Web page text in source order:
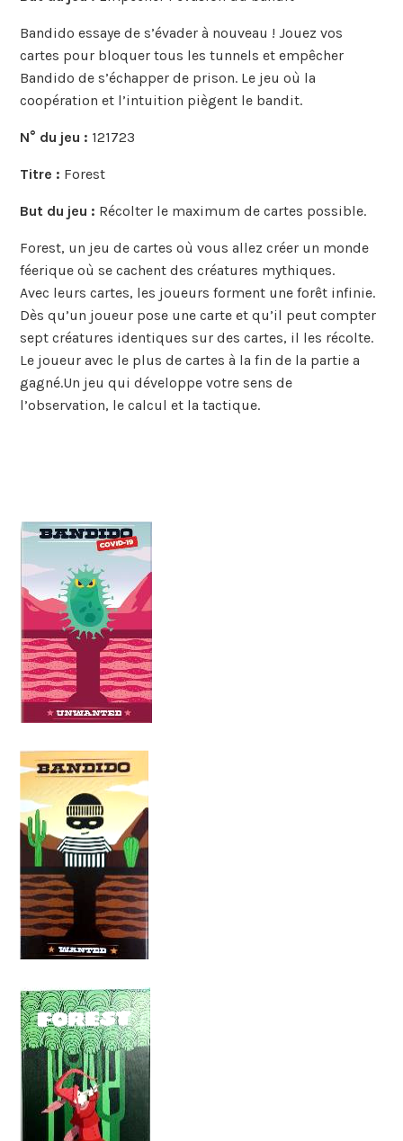
Bandido essaye de s’évader à nouveau ! Jouez vos
cartes pour bloquer tous les tunnels et empêcher
Bandido de s’échapper de prison. Le jeu où la
coopération et l’intuition piègent le bandit.
N° du jeu : 121723
Titre : Forest
But du jeu : Récolter le maximum de cartes possible.
Forest, un jeu de cartes où vous allez créer un monde
féerique où se cachent des créatures mythiques.
Avec leurs cartes, les joueurs forment une forêt infinie.
Dès qu’un joueur pose une carte et qu’il peut compter
sept créatures identiques sur des cartes, il les récolte.
Le joueur avec le plus de cartes à la fin de la partie a
gagné.Un jeu qui développe votre sens de
l’observation, le calcul et la tactique.